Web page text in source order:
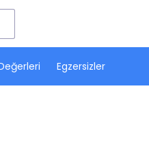
Egzersizler